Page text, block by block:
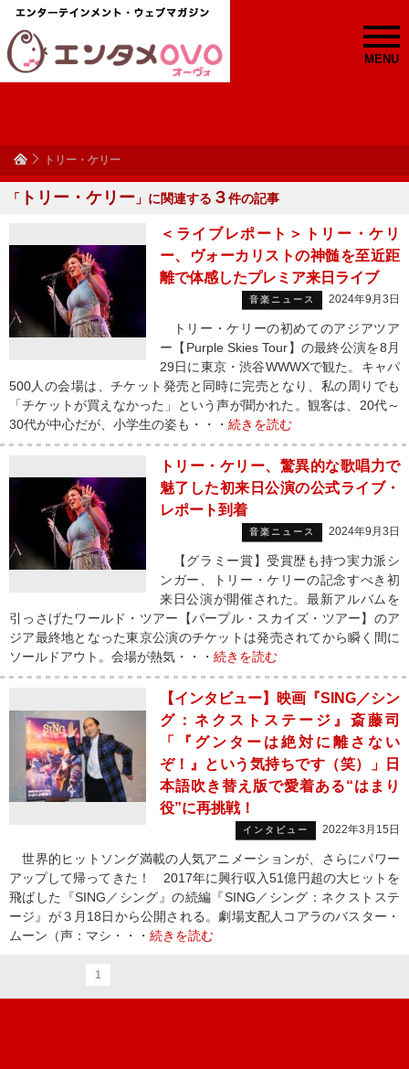
MENU
トリー・ケリー
「 トリー・ケリー 」に関連する ３件の記事
＜ライブレポート＞トリー・ケリ
ー、ヴォーカリストの神髄を至近距
離で体感したプレミア来日ライブ
音楽ニュース 2024年9月3日
トリー・ケリーの初めてのアジアツア
ー【Purple Skies Tour】の最終公演を8月
29日に東京・渋谷WWWXで観た。キャパ
500人の会場は、チケット発売と同時に完売となり、私の周りでも
「チケットが買えなかった」という声が聞かれた。観客は、20代～
30代が中心だが、小学生の姿も・・・ 続きを読む
トリー・ケリー、驚異的な歌唱力で
魅了した初来日公演の公式ライブ・
レポート到着
音楽ニュース 2024年9月3日
【グラミー賞】受賞歴も持つ実力派シ
ンガー、トリー・ケリーの記念すべき初
来日公演が開催された。最新アルバムを
引っさげたワールド・ツアー【パープル・スカイズ・ツアー】のア
ジア最終地となった東京公演のチケットは発売されてから瞬く間に
ソールドアウト。会場が熱気・・・ 続きを読む
【インタビュー】映画『SING／シン
グ：ネクストステージ』斎藤司
「『グンターは絶対に離さない
ぞ！』という気持ちです（笑）」日
本語吹き替え版で愛着ある“はまり
役”に再挑戦！
インタビュー 2022年3月15日
世界的ヒットソング満載の人気アニメーションが、さらにパワー
アップして帰ってきた！ 2017年に興行収入51億円超の大ヒットを
飛ばした『SING／シング』の続編『SING／シング：ネクストステ
ージ』が３月18日から公開される。劇場支配人コアラのバスター・
ムーン（声：マシ・・・ 続きを読む
1